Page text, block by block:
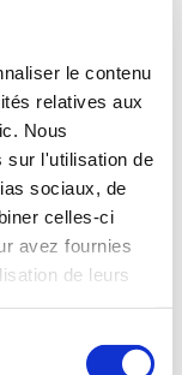
le contenu
relatives aux
Nous
sur l'utilisation de
sociaux, de
celles-ci
avez fournies
de leurs